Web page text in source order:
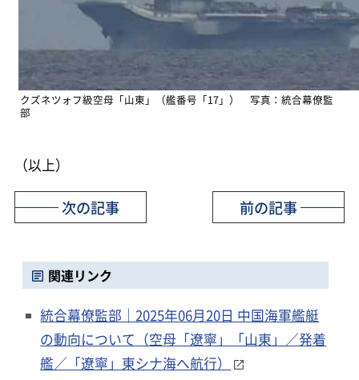
クズネツォフ級空母「山東」（艦番号「17」） 写真：統合幕僚監
部
（以上）
前の記事
次の記事
関連リンク
統合幕僚監部｜2025年06月20日 中国海軍艦艇
の動向について（空母「遼寧」「山東」／発着
艦／「遼寧」東シナ海へ航行）